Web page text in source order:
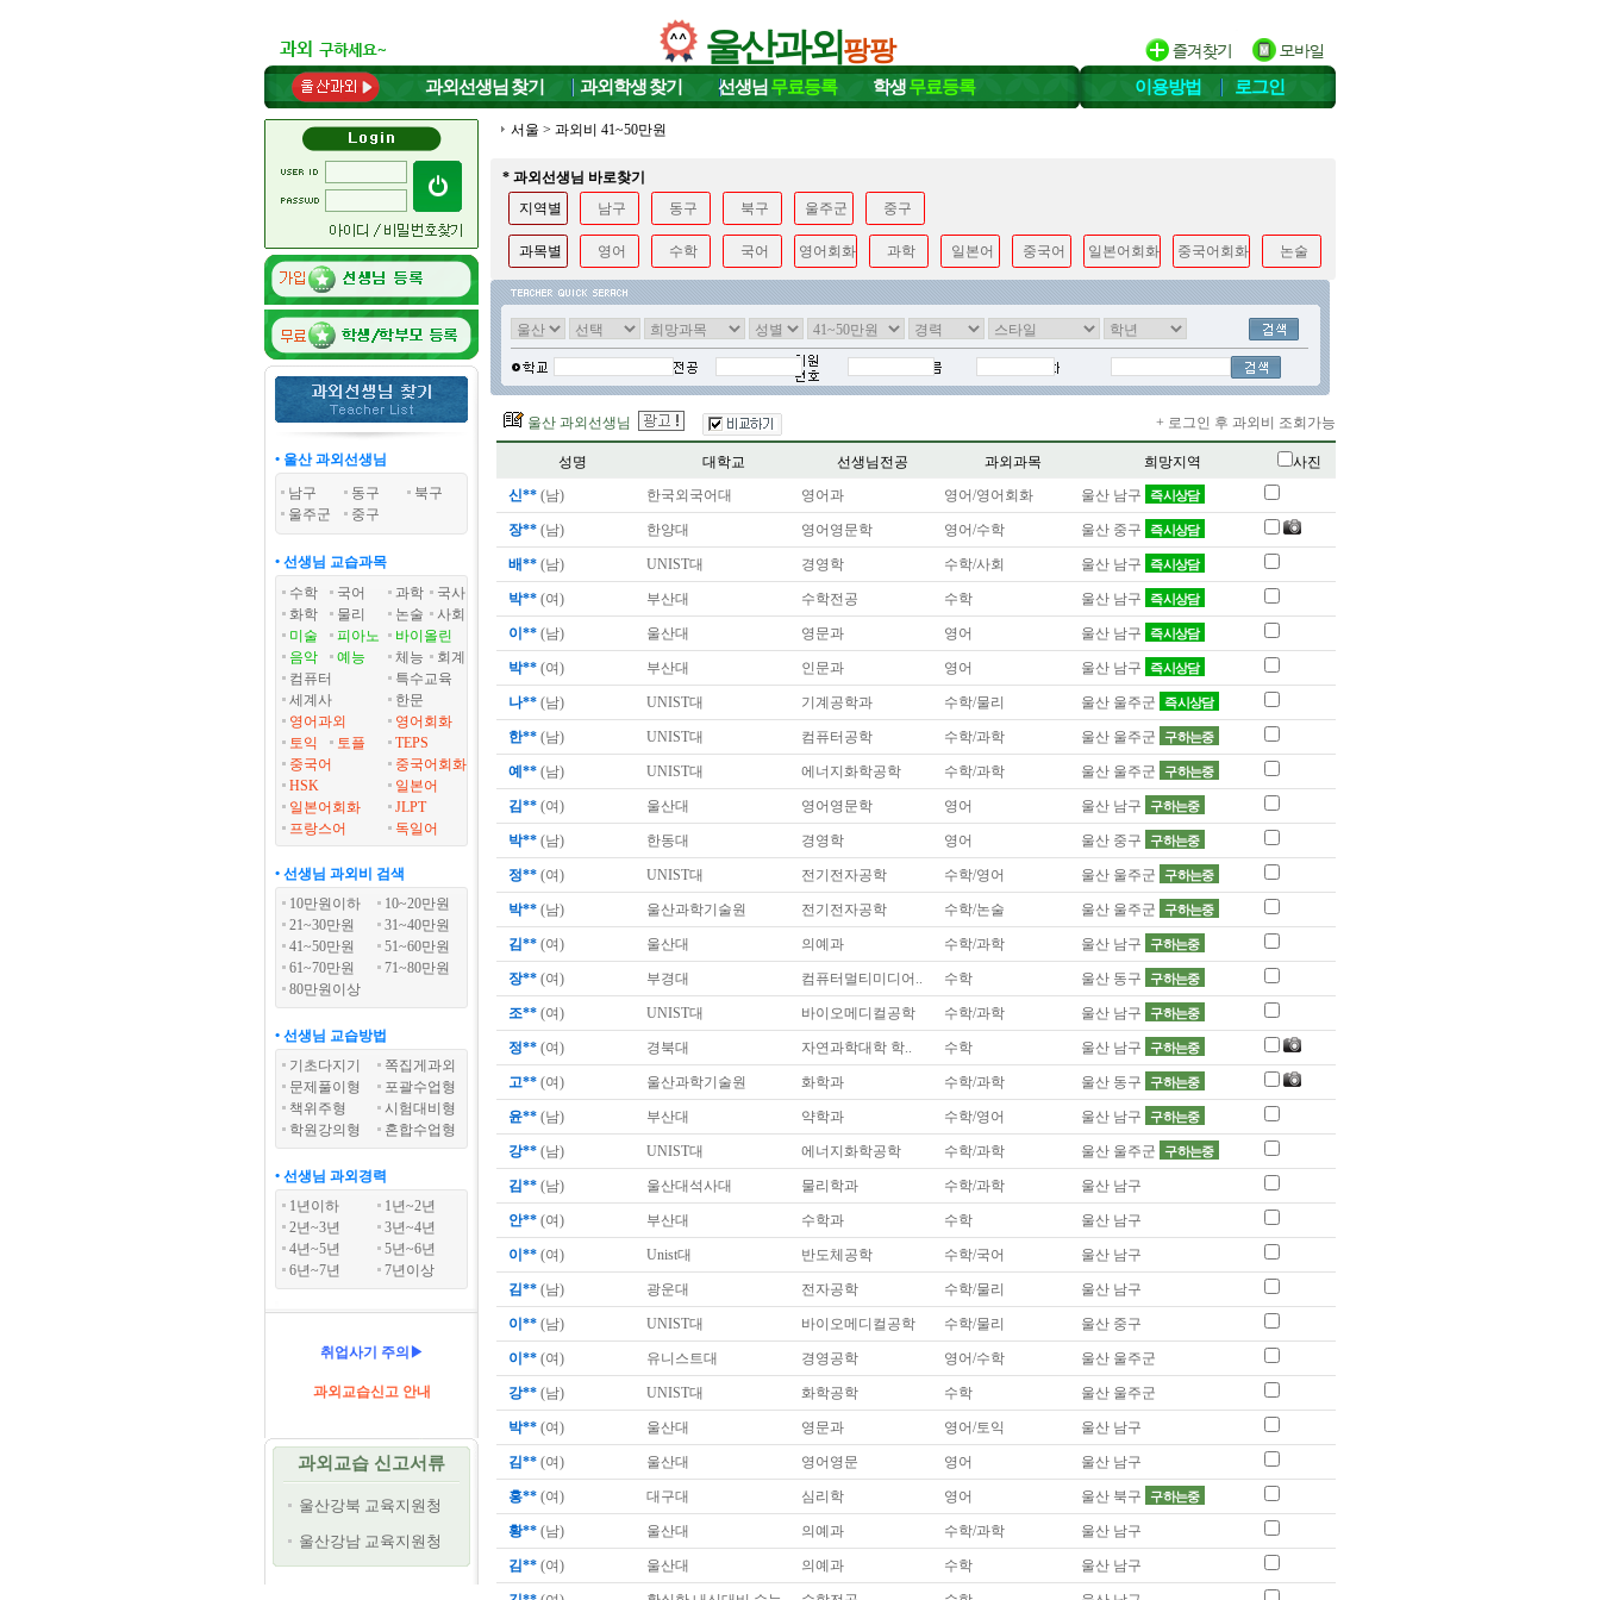
울산과외팡팡
과외선생님 찾기 과외학생찾기 선생님 무료등록 학생무료등록 이용방법 로그인
• 울산 과외선생님
남구
동구
북구
울주군
중구
• 선생님 교습과목
수학
국어 과학
국사
화학
물리 논술
사회
미술
피아노
바이올린
음악
예능 체능
회계
컴퓨터
특수교육
세계사
한문
영어과외
영어회화
토익
토플
TEPS
중국어
중국어회화
HSK
일본어
일본어회화
JLPT
프랑스어
독일어
• 선생님 과외비 검색
10만원이하
10~20만원
21~30만원
31~40만원
41~50만원
51~60만원
61~70만원
71~80만원
80만원이상
• 선생님 교습방법
기초다지기
쪽집게과외
문제풀이형
포괄수업형
책위주형
시험대비형
학원강의형
혼합수업형
• 선생님 과외경력
1년이하
1년~2년
2년~3년
3년~4년
4년~5년
5년~6년
6년~7년
7년이상
취업사기 주의▶
과외교습신고 안내
과외교습 신고서류
울산강북 교육지원청
울산강남 교육지원청
서울 > 과외비 41~50만원
* 과외선생님 바로찾기
지역별
남구 동구 북구 울주군 중구
과목별 영어 수학 국어 영어회화 과학 일본어 중국어 일본어회화 중국어회화 논술
울산 과외선생님 + 로그인 후 과외비 조회가능
성명 대학교 선생님전공 과외과목 희망지역
사진
신** (남) 한국외국어대 영어과 영어/영어회화 울산 남구 즉시상담
장** (남) 한양대 영어영문학 영어/수학 울산 중구 즉시상담
배** (남) UNIST대 경영학 수학/사회 울산 남구 즉시상담
박** (여) 부산대 수학전공 수학 울산 남구 즉시상담
이** (남) 울산대 영문과 영어 울산 남구 즉시상담
박** (여) 부산대 인문과 영어 울산 남구 즉시상담
나** (남) UNIST대 기계공학과 수학/물리 울산 울주군 즉시상담
한** (남) UNIST대 컴퓨터공학 수학/과학 울산 울주군 구하는중
예** (남) UNIST대 에너지화학공학 수학/과학 울산 울주군 구하는중
김** (여) 울산대 영어영문학 영어 울산 남구 구하는중
박** (남) 한동대 경영학 영어 울산 중구 구하는중
정** (여) UNIST대 전기전자공학 수학/영어 울산 울주군 구하는중
박** (남) 울산과학기술원 전기전자공학 수학/논술 울산 울주군 구하는중
김** (여) 울산대 의예과 수학/과학 울산 남구 구하는중
장** (여) 부경대 컴퓨터멀티미디어.. 수학 울산 동구 구하는중
조** (여) UNIST대 바이오메디컬공학 수학/과학 울산 남구 구하는중
정** (여) 경북대 자연과학대학 학.. 수학 울산 남구 구하는중
고** (여) 울산과학기술원 화학과 수학/과학 울산 동구 구하는중
윤** (남) 부산대 약학과 수학/영어 울산 남구 구하는중
강** (남) UNIST대 에너지화학공학 수학/과학 울산 울주군 구하는중
김** (남) 울산대석사대 물리학과 수학/과학 울산 남구
안** (여) 부산대 수학과 수학 울산 남구
이** (여) Unist대 반도체공학 수학/국어 울산 남구
김** (남) 광운대 전자공학 수학/물리 울산 남구
이** (남) UNIST대 바이오메디컬공학 수학/물리 울산 중구
이** (여) 유니스트대 경영공학 영어/수학 울산 울주군
강** (남) UNIST대 화학공학 수학 울산 울주군
박** (여) 울산대 영문과 영어/토익 울산 남구
김** (여) 울산대 영어영문 영어 울산 남구
홍** (여) 대구대 심리학 영어 울산 북구 구하는중
황** (남) 울산대 의예과 수학/과학 울산 남구
김** (여) 울산대 의예과 수학 울산 남구